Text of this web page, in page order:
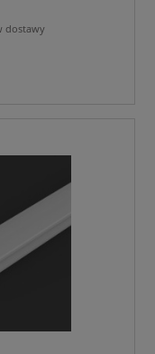
dostawy